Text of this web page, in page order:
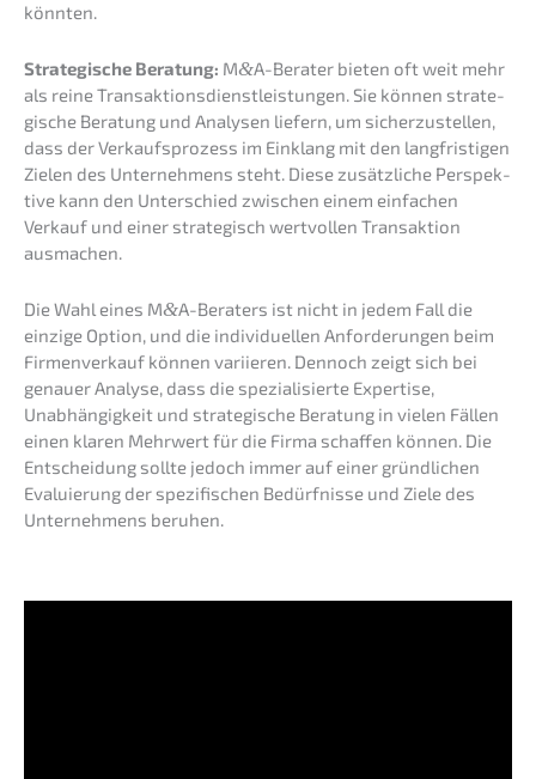
könnten.
Strate­gi­sche Beratung: M&A-Berater bieten oft weit mehr
als reine Trans­ak­ti­ons­dienst­leis­tun­gen. Sie können strate­
gi­sche Beratung und Analy­sen liefern, um sicher­zu­stel­len,
dass der Verkaufs­pro­zess im Einklang mit den langfris­ti­gen
Zielen des Unter­neh­mens steht. Diese zusätz­li­che Perspek­
ti­ve kann den Unter­schied zwischen einem einfa­chen
Verkauf und einer strate­gisch wertvol­len Trans­ak­ti­on
ausmachen.
Die Wahl eines M&A-Beraters ist nicht in jedem Fall die
einzi­ge Option, und die indivi­du­el­len Anfor­de­run­gen beim
Firmen­ver­kauf können variie­ren. Dennoch zeigt sich bei
genau­er Analy­se, dass die spezia­li­sier­te Exper­ti­se,
Unabhän­gig­keit und strate­gi­sche Beratung in vielen Fällen
einen klaren Mehrwert für die Firma schaf­fen können. Die
Entschei­dung sollte jedoch immer auf einer gründ­li­chen
Evalu­ie­rung der spezi­fi­schen Bedürf­nis­se und Ziele des
Unter­neh­mens beruhen.